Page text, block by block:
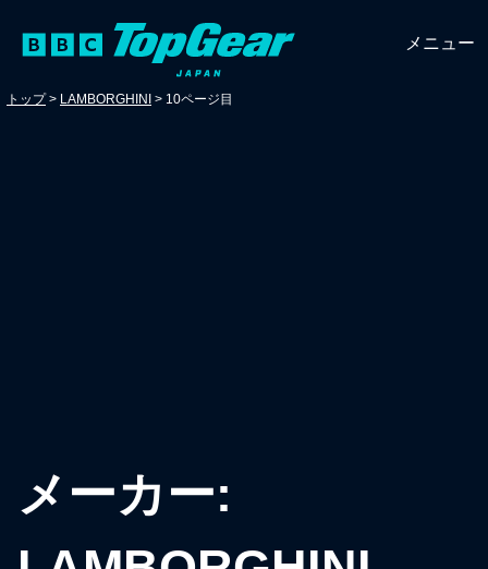
メニュー
トップ > LAMBORGHINI > 10ページ目
メーカー: